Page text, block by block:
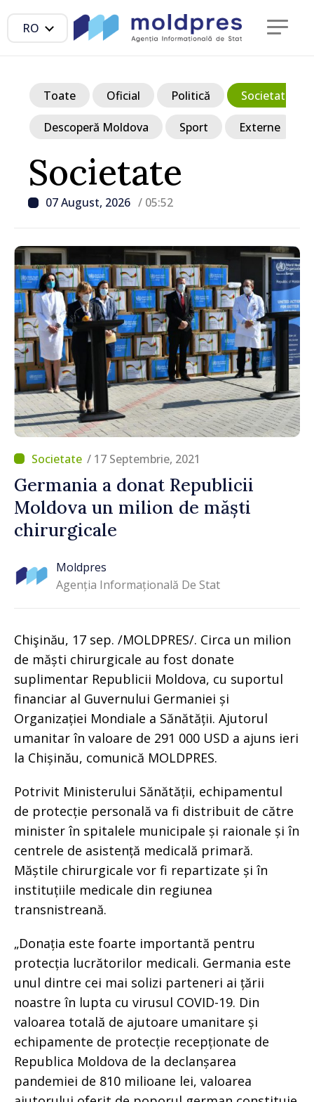
RO
Societate
07 August, 2026 / 05:52
Toate Oficial Politică Societate
Descoperă Moldova Sport Externe
/ 17 Septembrie, 2021
Germania a donat Republicii
Moldova un milion de măști
chirurgicale
Moldpres
Agenția Informațională De Stat
Chişinău, 17 sep. /MOLDPRES/. Circa un milion
de măști chirurgicale au fost donate
suplimentar Republicii Moldova, cu suportul
financiar al Guvernului Germaniei și
Organizației Mondiale a Sănătății. Ajutorul
umanitar în valoare de 291 000 USD a ajuns ieri
la Chișinău, comunică MOLDPRES.
Potrivit Ministerului Sănătății, echipamentul
de protecție personală va fi distribuit de către
minister în spitalele municipale și raionale și în
centrele de asistență medicală primară.
Măștile chirurgicale vor fi repartizate și în
instituțiile medicale din regiunea
transnistreană.
„Donația este foarte importantă pentru
protecția lucrătorilor medicali. Germania este
unul dintre cei mai solizi parteneri ai țării
noastre în lupta cu virusul COVID-19. Din
valoarea totală de ajutoare umanitare și
echipamente de protecție recepționate de
Republica Moldova de la declanșarea
pandemiei de 810 milioane lei, valoarea